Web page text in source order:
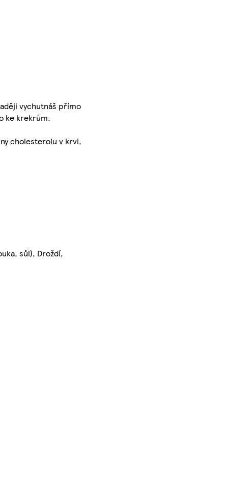
vychutnáš přímo
ke krekrům.
cholesterolu v krvi,
sůl), Droždí,